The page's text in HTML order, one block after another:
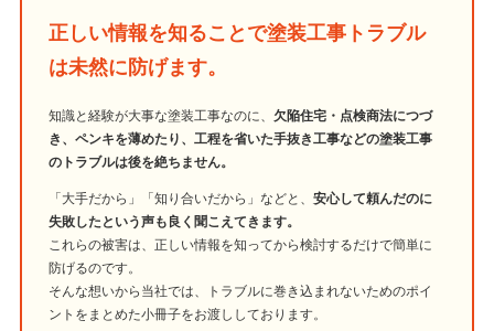
正しい情報を知ることで塗装工事トラブル
は未然に防げます。
知識と経験が大事な塗装工事なのに、 欠陥住宅・点検商法につづ
き、ペンキを薄めたり、工程を省いた手抜き工事などの塗装工事
のトラブルは後を絶ちません。
「大手だから」「知り合いだから」などと、安心して頼んだのに
失敗したという声も良く聞こえてきます。
これらの被害は、正しい情報を知ってから検討するだけで簡単に
防げるのです。
そんな想いから当社では、トラブルに巻き込まれないためのポイ
ントをまとめた小冊子をお渡ししております。